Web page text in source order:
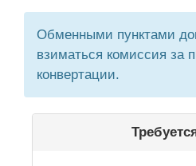
Обменными пунктами
взиматься комиссия за
конвертации.